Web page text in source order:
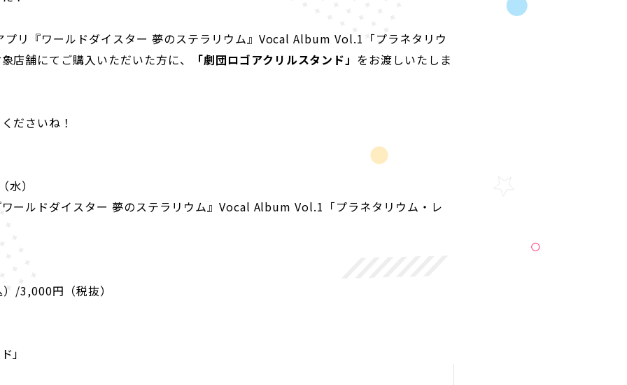
プリ『ワールドダイスター 夢のステラリウム』Vocal Album Vol.1「プラネタリウ
店舗にてご購入いただいた方に、
「劇団ロゴアクリルスタンド」 をお渡しいたしま
ださいね！
）
ールドダイスター 夢のステラリウム』Vocal Album Vol.1「プラネタリウム・レ
/3,000円（税抜）
」